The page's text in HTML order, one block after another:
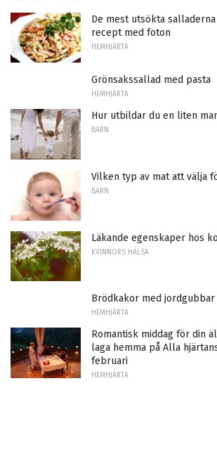
De mest utsökta
recept med foton
HEMHJÄRTA
Grönsakssallad med pasta
HEMHJÄRTA
Hur utbildar du en liten
BARN
Vilken typ av mat att välja
BARN
Läkande egenskaper hos
KVINNORS HÄLSA
Brödkakor med jordgubbar
HEMHJÄRTA
Romantisk middag för din
laga hemma på Alla
februari
HEMHJÄRTA